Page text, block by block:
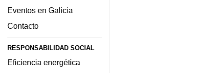
Eventos en Galicia
Contacto
RESPONSABILIDAD SOCIAL
Eficiencia energética